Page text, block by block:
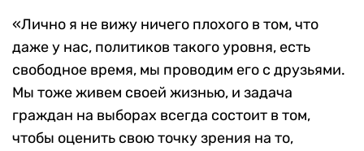
«Лично я не вижу ничего плохого в том, что
даже у нас, политиков такого уровня, есть
свободное время, мы проводим его с друзьями.
Мы тоже живем своей жизнью, и задача
граждан на выборах всегда состоит в том,
чтобы оценить свою точку зрения на то,